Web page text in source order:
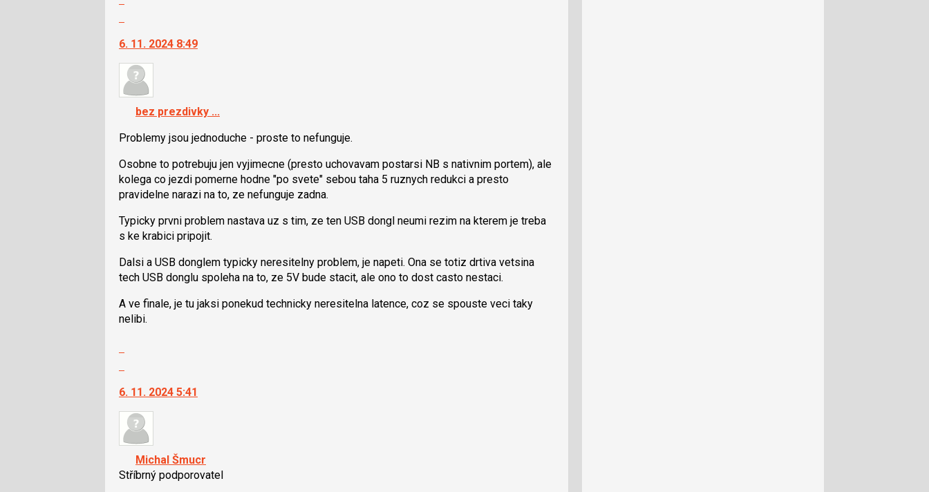
pro
předchozí
nový
názor
další
nový
názor.
navigaci
lze
použít
klávesy
N
pro
a
P
pro
předchozí
názor
6. 11. 2024 8:49
bez prezdivky ...
Problemy jsou jednoduche - proste to nefunguje.
Osobne to potrebuju jen vyjimecne (presto uchovavam postarsi NB s nativnim portem), ale
kolega co jezdi pomerne hodne "po svete" sebou taha 5 ruznych redukci a presto
pravidelne narazi na to, ze nefunguje zadna.
Typicky prvni problem nastava uz s tim, ze ten USB dongl neumi rezim na kterem je treba
s ke krabici pripojit.
Dalsi a USB donglem typicky neresitelny problem, je napeti. Ona se totiz drtiva vetsina
tech USB donglu spoleha na to, ze 5V bude stacit, ale ono to dost casto nestaci.
A ve finale, je tu jaksi ponekud technicky neresitelna latence, coz se spouste veci taky
nelibi.
další
nový
názor.
navigaci
lze
použít
6. 11. 2024 5:41
Michal Šmucr
Stříbrný podporovatel